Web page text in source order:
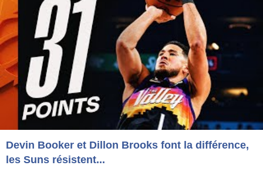
Devin Booker et Dillon Brooks font la différence,
les Suns résistent...